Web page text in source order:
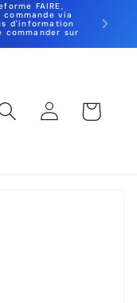
FAIRE,
via
d'information
commander sur
10000
Connexion Panier